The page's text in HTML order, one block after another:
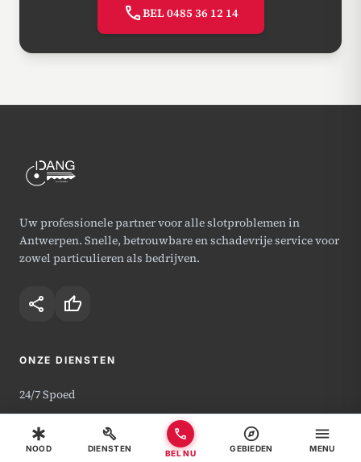
callBEL 0485 36 12 14
Uw professionele partner voor alle slotproblemen in
Antwerpen. Snelle, betrouwbare en schadevrije service voor
zowel particulieren als bedrijven.
share thumb_up
ONZE DIENSTEN
24/7 Spoed
Deuren openen
emergency
NOOD
build
DIENSTEN
call
BEL NU
explore
GEBIEDEN
menu
MENU